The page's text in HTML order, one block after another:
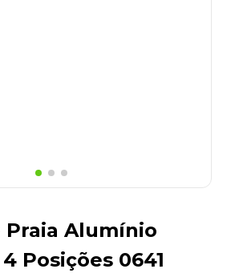
Praia Alumínio
Posições 0641